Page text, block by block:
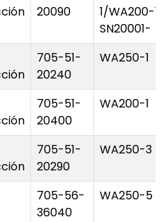
20090
1/WA200-1
SN20001-
705-51-
20240
WA250-1
705-51-
20400
WA200-1
705-51-
20290
WA250-3
705-56-
36040
WA250-5